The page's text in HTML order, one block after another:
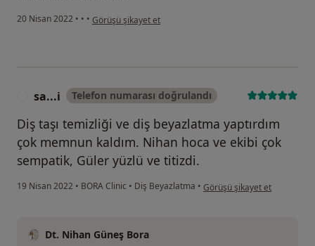
20 Nisan 2022 • • • kullanıcının görüşüne göre f.....
Görüşü şikayet et
sa...i Telefon numarası doğrulandı
Diş taşı temizliği ve diş beyazlatma yaptırdım
çok memnun kaldım. Nihan hoca ve ekibi çok
sempatik, Güler yüzlü ve titizdi.
19 Nisan 2022 • BORA Clinic • Diş Beyazlatma • kullanıcının görüşüne göre
Görüşü şikayet et
Dt. Nihan Güneş Bora